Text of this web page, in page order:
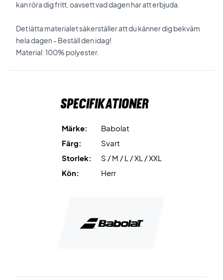
kan röra dig fritt, oavsett vad dagen har att erbjuda.
Det lätta materialet säkerställer att du känner dig bekväm
hela dagen - Beställ den idag!
Material: 100% polyester.
Specifikationer
Märke:
Babolat
Färg:
Svart
Storlek:
S / M / L / XL / XXL
Kön:
Herr